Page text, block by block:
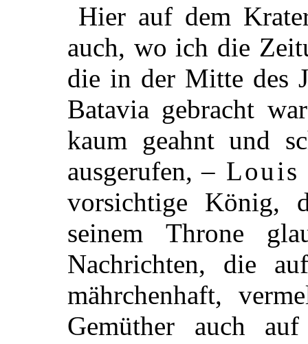
Hier auf dem
auch, wo ich die
die in der Mitte des
Batavia gebracht
kaum geahnt und
ausgerufen, –
vorsichtige König,
seinem Throne
Nachrichten, die
mährchenhaft,
Gemüther auch